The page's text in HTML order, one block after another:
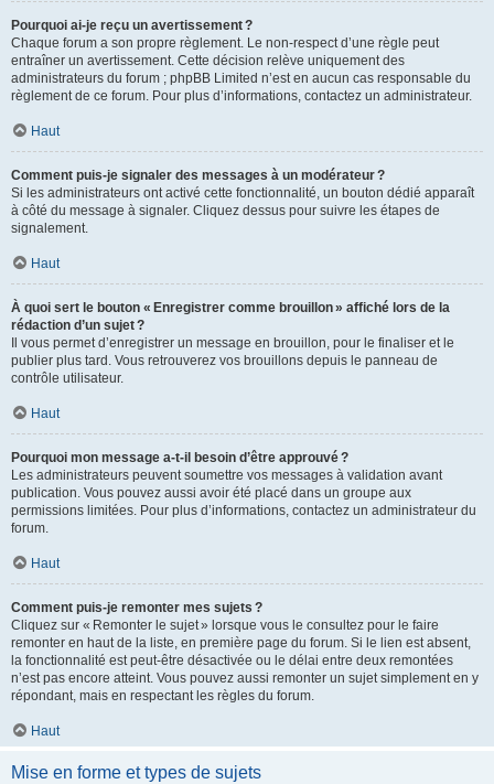
Pourquoi ai-je reçu un avertissement ?
Chaque forum a son propre règlement. Le non-respect d’une règle peut
entraîner un avertissement. Cette décision relève uniquement des
administrateurs du forum ; phpBB Limited n’est en aucun cas responsable du
règlement de ce forum. Pour plus d’informations, contactez un administrateur.
Haut
Comment puis-je signaler des messages à un modérateur ?
Si les administrateurs ont activé cette fonctionnalité, un bouton dédié apparaît
à côté du message à signaler. Cliquez dessus pour suivre les étapes de
signalement.
Haut
À quoi sert le bouton « Enregistrer comme brouillon » affiché lors de la
rédaction d’un sujet ?
Il vous permet d’enregistrer un message en brouillon, pour le finaliser et le
publier plus tard. Vous retrouverez vos brouillons depuis le panneau de
contrôle utilisateur.
Haut
Pourquoi mon message a-t-il besoin d’être approuvé ?
Les administrateurs peuvent soumettre vos messages à validation avant
publication. Vous pouvez aussi avoir été placé dans un groupe aux
permissions limitées. Pour plus d’informations, contactez un administrateur du
forum.
Haut
Comment puis-je remonter mes sujets ?
Cliquez sur « Remonter le sujet » lorsque vous le consultez pour le faire
remonter en haut de la liste, en première page du forum. Si le lien est absent,
la fonctionnalité est peut-être désactivée ou le délai entre deux remontées
n’est pas encore atteint. Vous pouvez aussi remonter un sujet simplement en y
répondant, mais en respectant les règles du forum.
Haut
Mise en forme et types de sujets